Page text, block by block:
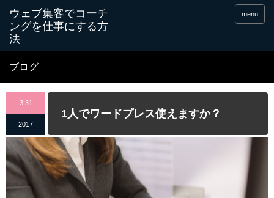
menu
ブログ
3.31
2017
1人でワードプレス使えますか？